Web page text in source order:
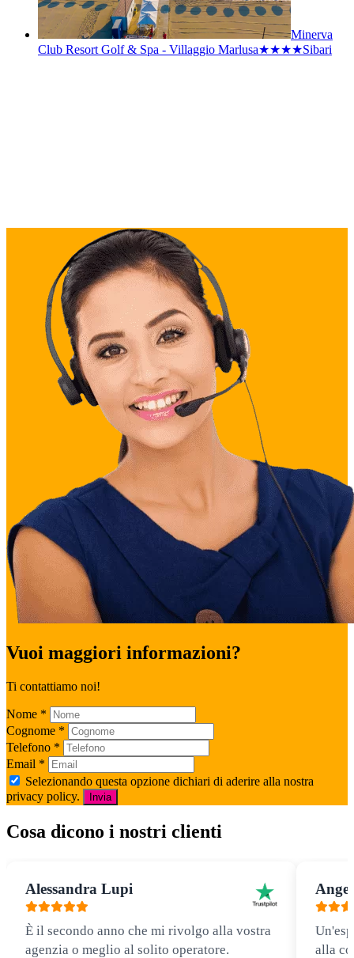
Minerva
Club Resort Golf & Spa - Villaggio Marlusa★★★★Sibari
Vuoi maggiori informazioni?
Ti contattiamo noi!
Nome *
Cognome *
Telefono *
Email *
Selezionando questa opzione dichiari di aderire alla nostra
privacy policy.
Invia
Cosa dicono i nostri clienti
Alessandra Lupi
È il secondo anno che mi rivolgo alla vostra
agenzia o meglio al solito operatore.
alla